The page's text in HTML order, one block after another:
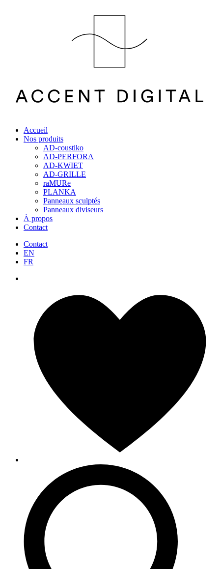
Accueil
Nos produits
AD-coustiko
AD-PERFORA
AD-KWIET
AD-GRILLE
raMURe
PLANKA
Panneaux sculptés
Panneaux diviseurs
À propos
Contact
Contact
EN
FR